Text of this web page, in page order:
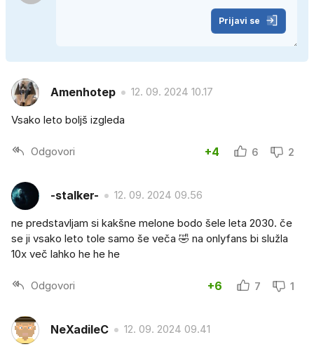
Prijavi se
Amenhotep 12. 09. 2024 10.17
Vsako leto boljš izgleda
Odgovori +4 6 2
-stalker- 12. 09. 2024 09.56
ne predstavljam si kakšne melone bodo šele leta 2030. če
se ji vsako leto tole samo še veča 🤣 na onlyfans bi služla
10x več lahko he he he
Odgovori +6 7 1
NeXadileC 12. 09. 2024 09.41